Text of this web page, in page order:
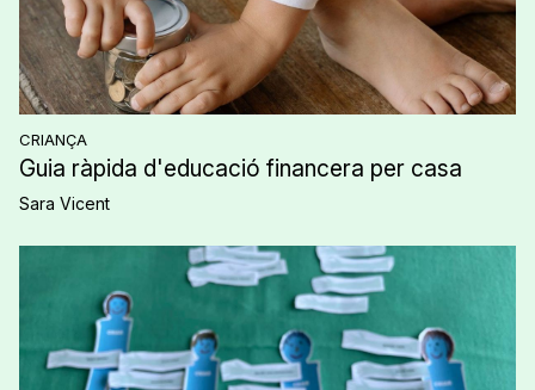
CRIANÇA
Guia ràpida d'educació financera per casa
Sara Vicent